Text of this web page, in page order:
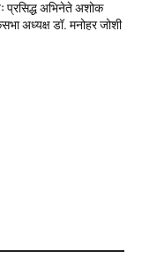
प्रसिद्ध अभिनेते अशोक
अध्यक्ष डॉ. मनोहर जोशी